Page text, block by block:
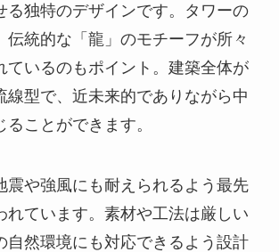
る独特のデザインです。タワーの
伝統的な「龍」のモチーフが所々
ているのもポイント。建築全体が
線型で、近未来的でありながら中
ことができます。
震や強風にも耐えられるよう最先
れています。素材や工法は厳しい
自然環境にも対応できるよう設計